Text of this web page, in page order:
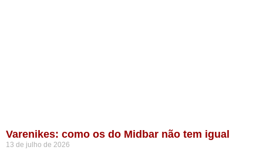
Varenikes: como os do Midbar não tem igual
13 de julho de 2026